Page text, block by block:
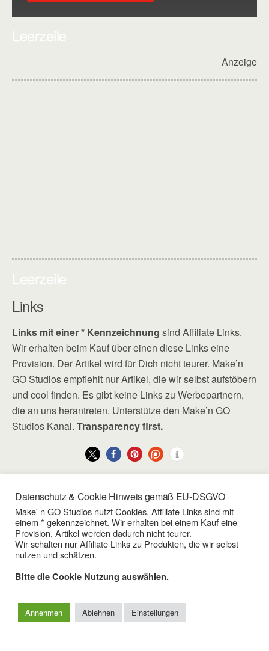
Leerzeile
Anzeige
Leerzeile
Links
Links mit einer * Kennzeichnung sind Affiliate Links.
Wir erhalten beim Kauf über einen diese Links eine
Provision. Der Artikel wird für Dich nicht teurer. Make’n
GO Studios empfiehlt nur Artikel, die wir selbst aufstöbern
und cool finden. Es gibt keine Links zu Werbepartnern,
die an uns herantreten. Unterstütze den Make’n GO
Studios Kanal. Transparency first.
Vorheriger Beitrag
Die Gadget & Gimmick
Kollektionen Des Jahres
Nächster Beitrag
YinFun V4S 4K Video
Camcorder Nur Ca. 160€ -
Sehr Gut
Zum Seitenanfang
Datenschutz & Cookie Hinweis gemäß EU-DSGVO
Make' n GO Studios nutzt Cookies. Affiliate Links sind mit
einem * gekennzeichnet. Wir erhalten bei einem Kauf eine
Provision. Artikel werden dadurch nicht teurer.
Wir schalten nur Affiliate Links zu Produkten, die wir selbst
nutzen und schätzen.
Bitte die Cookie Nutzung auswählen.
Annehmen Ablehnen Einstellungen